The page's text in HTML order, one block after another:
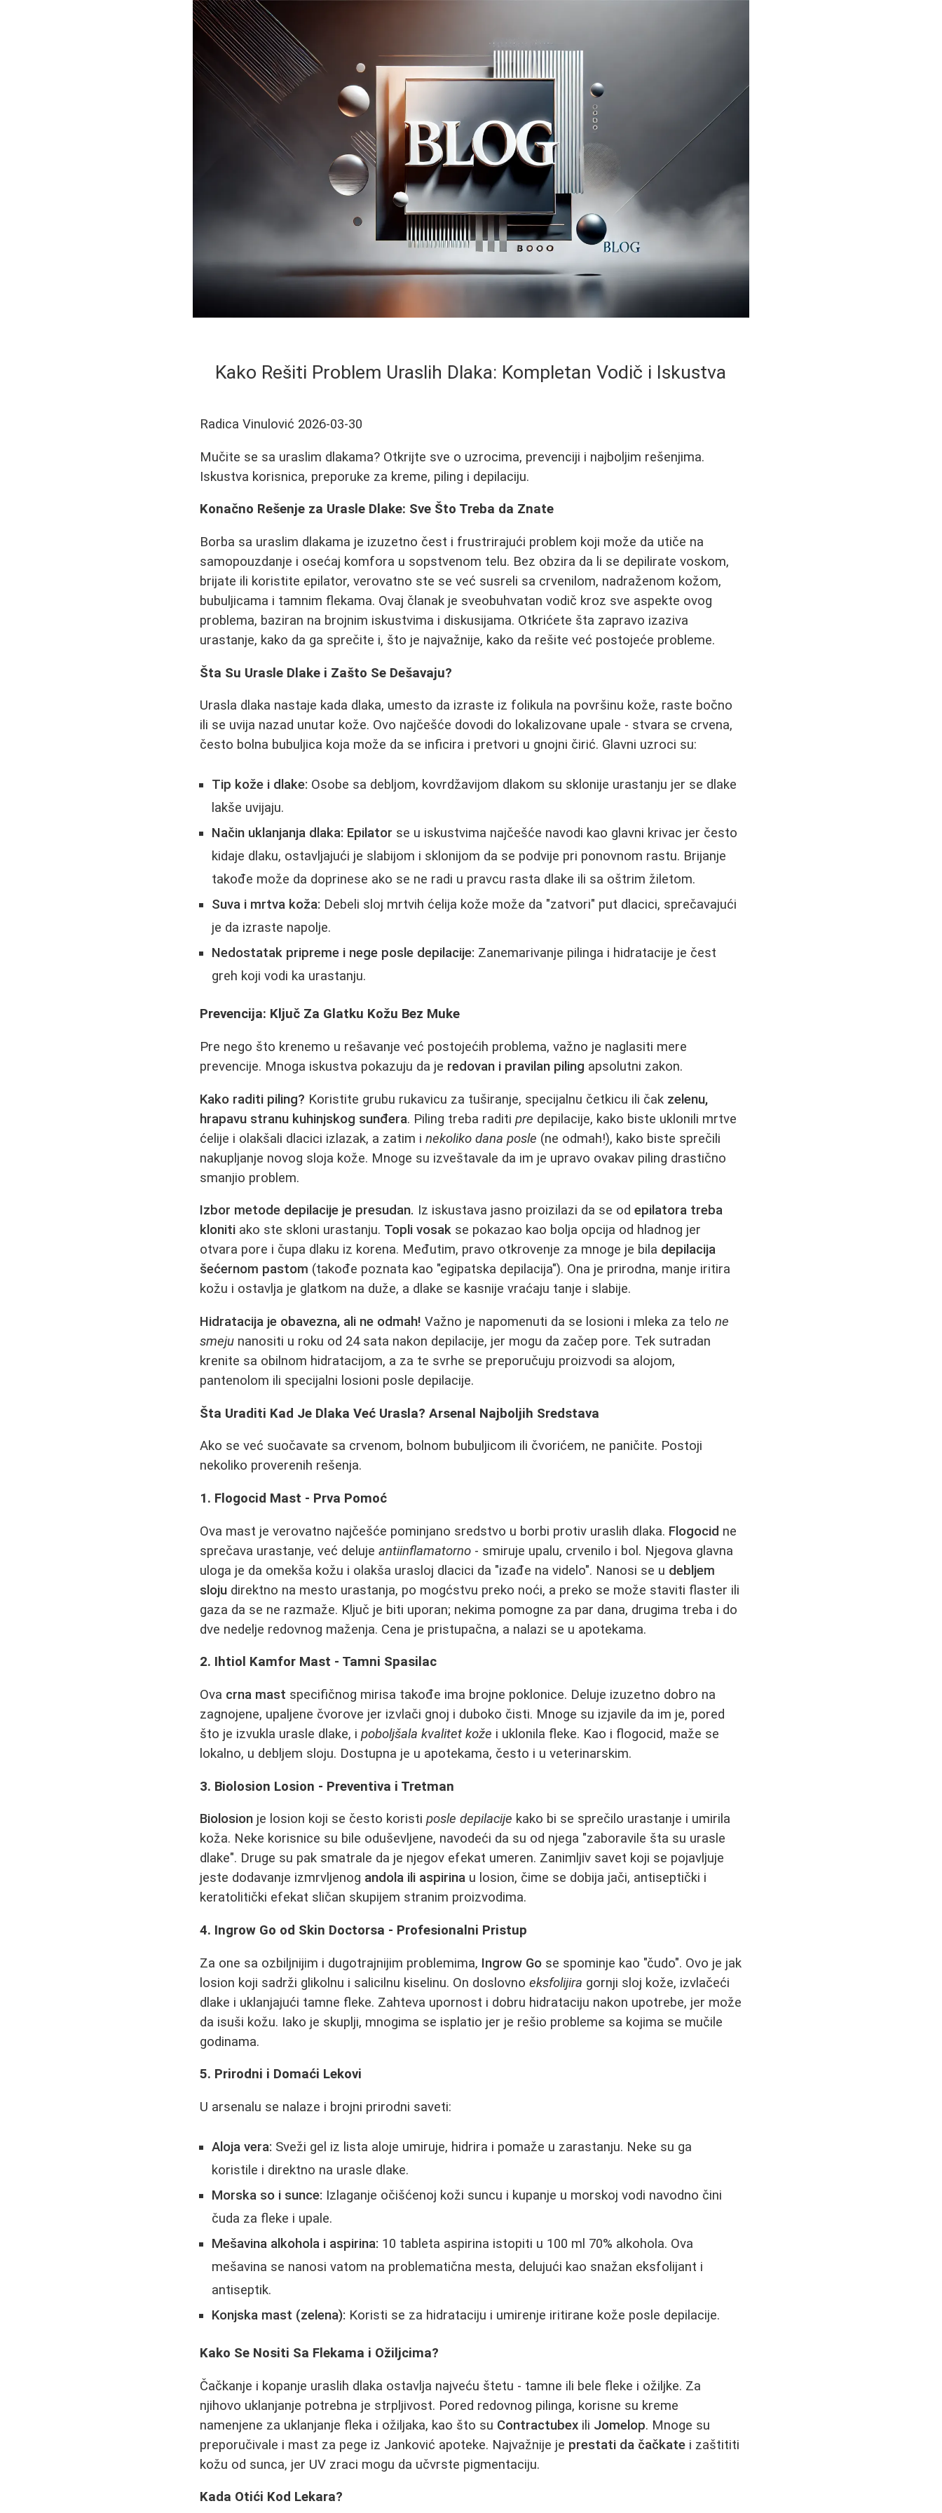
Kako Rešiti Problem Uraslih Dlaka: Kompletan Vodič i Iskustva
Radica Vinulović 2026-03-30
Mučite se sa uraslim dlakama? Otkrijte sve o uzrocima, prevenciji i najboljim rešenjima.
Iskustva korisnica, preporuke za kreme, piling i depilaciju.
Konačno Rešenje za Urasle Dlake: Sve Što Treba da Znate
Borba sa uraslim dlakama je izuzetno čest i frustrirajući problem koji može da utiče na
samopouzdanje i osećaj komfora u sopstvenom telu. Bez obzira da li se depilirate voskom,
brijate ili koristite epilator, verovatno ste se već susreli sa crvenilom, nadraženom kožom,
bubuljicama i tamnim flekama. Ovaj članak je sveobuhvatan vodič kroz sve aspekte ovog
problema, baziran na brojnim iskustvima i diskusijama. Otkrićete šta zapravo izaziva
urastanje, kako da ga sprečite i, što je najvažnije, kako da rešite već postojeće probleme.
Šta Su Urasle Dlake i Zašto Se Dešavaju?
Urasla dlaka nastaje kada dlaka, umesto da izraste iz folikula na površinu kože, raste bočno
ili se uvija nazad unutar kože. Ovo najčešće dovodi do lokalizovane upale - stvara se crvena,
često bolna bubuljica koja može da se inficira i pretvori u gnojni čirić. Glavni uzroci su:
Tip kože i dlake: Osobe sa debljom, kovrdžavijom dlakom su sklonije urastanju jer se dlake
lakše uvijaju.
Način uklanjanja dlaka: Epilator se u iskustvima najčešće navodi kao glavni krivac jer često
kidaje dlaku, ostavljajući je slabijom i sklonijom da se podvije pri ponovnom rastu. Brijanje
takođe može da doprinese ako se ne radi u pravcu rasta dlake ili sa oštrim žiletom.
Suva i mrtva koža: Debeli sloj mrtvih ćelija kože može da "zatvori" put dlacici, sprečavajući
je da izraste napolje.
Nedostatak pripreme i nege posle depilacije: Zanemarivanje pilinga i hidratacije je čest
greh koji vodi ka urastanju.
Prevencija: Ključ Za Glatku Kožu Bez Muke
Pre nego što krenemo u rešavanje već postojećih problema, važno je naglasiti mere
prevencije. Mnoga iskustva pokazuju da je redovan i pravilan piling apsolutni zakon.
Kako raditi piling? Koristite grubu rukavicu za tuširanje, specijalnu četkicu ili čak zelenu,
hrapavu stranu kuhinjskog sunđera. Piling treba raditipre depilacije, kako biste uklonili mrtve
ćelije i olakšali dlacici izlazak, a zatim inekoliko dana posle (ne odmah!), kako biste sprečili
nakupljanje novog sloja kože. Mnoge su izveštavale da im je upravo ovakav piling drastično
smanjio problem.
Izbor metode depilacije je presudan. Iz iskustava jasno proizilazi da se odepilatora treba
kloniti ako ste skloni urastanju. Topli vosak se pokazao kao bolja opcija od hladnog jer
otvara pore i čupa dlaku iz korena. Međutim, pravo otkrovenje za mnoge je bila depilacija
šećernom pastom (takođe poznata kao "egipatska depilacija"). Ona je prirodna, manje iritira
kožu i ostavlja je glatkom na duže, a dlake se kasnije vraćaju tanje i slabije.
Hidratacija je obavezna, ali ne odmah! Važno je napomenuti da se losioni i mleka za telone
smeju nanositi u roku od 24 sata nakon depilacije, jer mogu da začep pore. Tek sutradan
krenite sa obilnom hidratacijom, a za te svrhe se preporučuju proizvodi sa alojom,
pantenolom ili specijalni losioni posle depilacije.
Šta Uraditi Kad Je Dlaka Već Urasla? Arsenal Najboljih Sredstava
Ako se već suočavate sa crvenom, bolnom bubuljicom ili čvorićem, ne paničite. Postoji
nekoliko proverenih rešenja.
1. Flogocid Mast - Prva Pomoć
Ova mast je verovatno najčešće pominjano sredstvo u borbi protiv uraslih dlaka. Flogocid ne
sprečava urastanje, već delujeantiinflamatorno - smiruje upalu, crvenilo i bol. Njegova glavna
uloga je da omekša kožu i olakša urasloj dlacici da "izađe na videlo". Nanosi se u debljem
sloju direktno na mesto urastanja, po mogćstvu preko noći, a preko se može staviti flaster ili
gaza da se ne razmaže. Ključ je biti uporan; nekima pomogne za par dana, drugima treba i do
dve nedelje redovnog maženja. Cena je pristupačna, a nalazi se u apotekama.
2. Ihtiol Kamfor Mast - Tamni Spasilac
Ova crna mast specifičnog mirisa takođe ima brojne poklonice. Deluje izuzetno dobro na
zagnojene, upaljene čvorove jer izvlači gnoj i duboko čisti. Mnoge su izjavile da im je, pored
što je izvukla urasle dlake, ipoboljšala kvalitet kože i uklonila fleke. Kao i flogocid, maže se
lokalno, u debljem sloju. Dostupna je u apotekama, često i u veterinarskim.
3. Biolosion Losion - Preventiva i Tretman
Biolosion je losion koji se često koristiposle depilacije kako bi se sprečilo urastanje i umirila
koža. Neke korisnice su bile oduševljene, navodeći da su od njega "zaboravile šta su urasle
dlake". Druge su pak smatrale da je njegov efekat umeren. Zanimljiv savet koji se pojavljuje
jeste dodavanje izmrvljenog andola ili aspirina u losion, čime se dobija jači, antiseptički i
keratolitički efekat sličan skupijem stranim proizvodima.
4. Ingrow Go od Skin Doctorsa - Profesionalni Pristup
Za one sa ozbiljnijim i dugotrajnijim problemima, Ingrow Go se spominje kao "čudo". Ovo je jak
losion koji sadrži glikolnu i salicilnu kiselinu. On doslovnoeksfolijira gornji sloj kože, izvlačeći
dlake i uklanjajući tamne fleke. Zahteva upornost i dobru hidrataciju nakon upotrebe, jer može
da isuši kožu. Iako je skuplji, mnogima se isplatio jer je rešio probleme sa kojima se mučile
godinama.
5. Prirodni i Domaći Lekovi
U arsenalu se nalaze i brojni prirodni saveti:
Aloja vera: Sveži gel iz lista aloje umiruje, hidrira i pomaže u zarastanju. Neke su ga
koristile i direktno na urasle dlake.
Morska so i sunce: Izlaganje očišćenoj koži suncu i kupanje u morskoj vodi navodno čini
čuda za fleke i upale.
Mešavina alkohola i aspirina: 10 tableta aspirina istopiti u 100 ml 70% alkohola. Ova
mešavina se nanosi vatom na problematična mesta, delujući kao snažan eksfolijant i
antiseptik.
Konjska mast (zelena): Koristi se za hidrataciju i umirenje iritirane kože posle depilacije.
Kako Se Nositi Sa Flekama i Ožiljcima?
Čačkanje i kopanje uraslih dlaka ostavlja najveću štetu - tamne ili bele fleke i ožiljke. Za
njihovo uklanjanje potrebna je strpljivost. Pored redovnog pilinga, korisne su kreme
namenjene za uklanjanje fleka i ožiljaka, kao što su Contractubex ili Jomelop. Mnoge su
preporučivale i mast za pege iz Janković apoteke. Najvažnije je prestati da čačkate i zaštititi
kožu od sunca, jer UV zraci mogu da učvrste pigmentaciju.
Kada Otići Kod Lekara?